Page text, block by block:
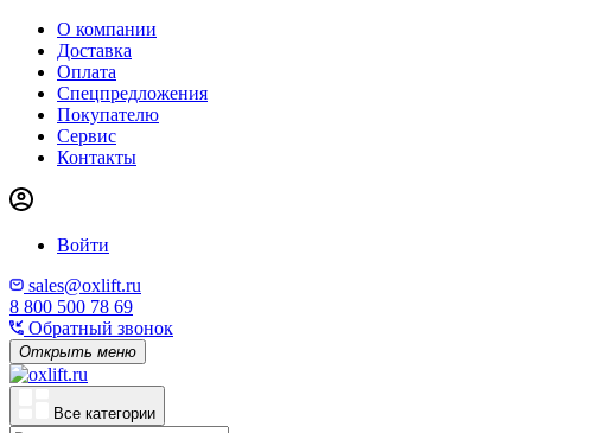
О компании
Доставка
Оплата
Спецпредложения
Покупателю
Сервис
Контакты
Войти
sales@oxlift.ru
8 800 500 78 69
Обратный звонок
Открыть меню
Все категории